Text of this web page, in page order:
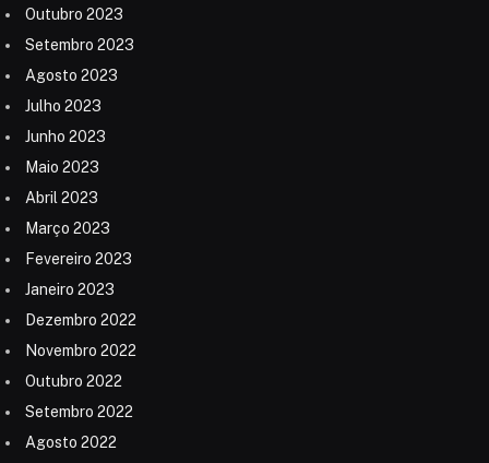
Outubro 2023
Setembro 2023
Agosto 2023
Julho 2023
Junho 2023
Maio 2023
Abril 2023
Março 2023
Fevereiro 2023
Janeiro 2023
Dezembro 2022
Novembro 2022
Outubro 2022
Setembro 2022
Agosto 2022